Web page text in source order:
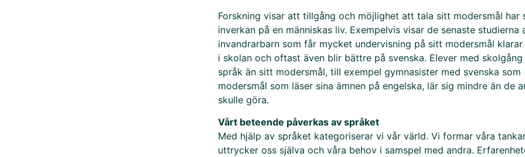
Forskning visar att tillgång och möjlighet att tala sitt modersmål har
inverkan på en människas liv. Exempelvis visar de senaste studierna
invandrarbarn som får mycket undervisning på sitt modersmål
i skolan och oftast även blir bättre på svenska. Elever med
språk än sitt modersmål, till exempel gymnasister med svenska som
modersmål som läser sina ämnen på engelska, lär sig mindre än de
skulle göra.
Vårt beteende påverkas av språket
Med hjälp av språket kategoriserar vi vår värld. Vi formar våra
uttrycker oss själva och våra behov i samspel med andra.